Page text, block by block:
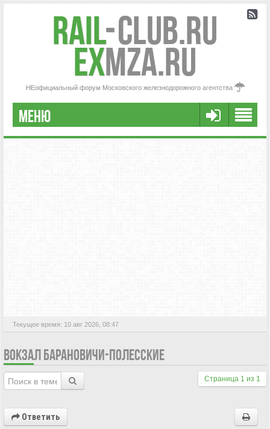
Rail-Club.RU
exMZA.RU
НЕофициальный форум Московского железнодорожного агентства
МЕНЮ
РЕГИСТРАЦИЯ
Текущее время: 10 авг 2026, 08:47
ВОКЗАЛ БАРАНОВИЧИ-ПОЛЕССКИЕ
Страница 1 из 1
Ответить